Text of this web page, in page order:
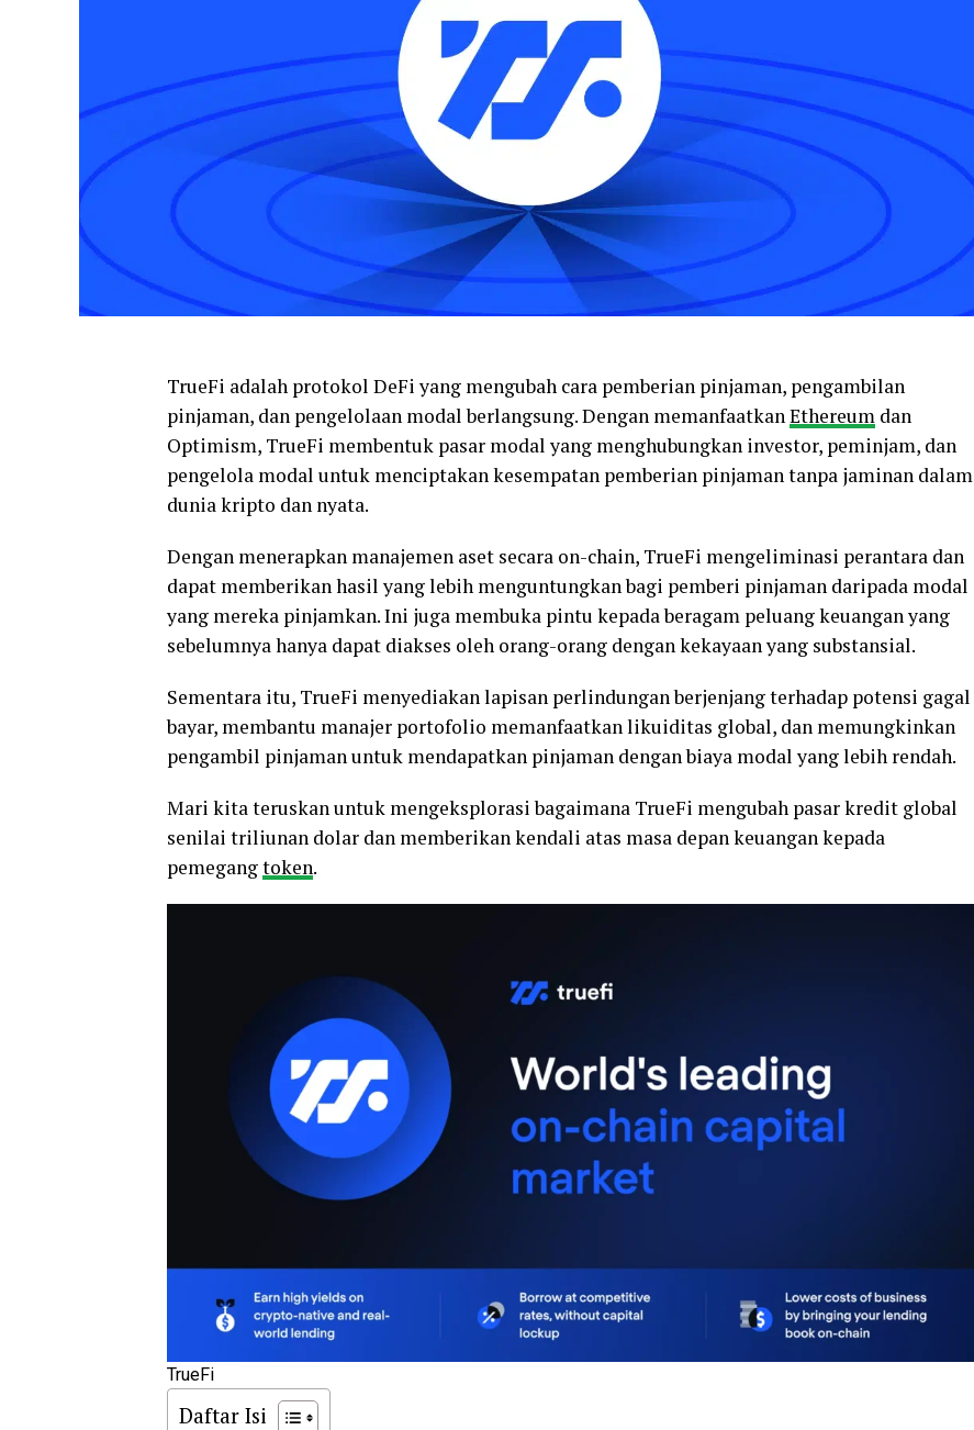
TrueFi adalah protokol DeFi yang mengubah cara pemberian pinjaman, pengambilan
pinjaman, dan pengelolaan modal berlangsung. Dengan memanfaatkanEthereum dan
Optimism, TrueFi membentuk pasar modal yang menghubungkan investor, peminjam, dan
pengelola modal untuk menciptakan kesempatan pemberian pinjaman tanpa jaminan dalam
dunia kripto dan nyata.
Dengan menerapkan manajemen aset secara on-chain, TrueFi mengeliminasi perantara dan
dapat memberikan hasil yang lebih menguntungkan bagi pemberi pinjaman daripada modal
yang mereka pinjamkan. Ini juga membuka pintu kepada beragam peluang keuangan yang
sebelumnya hanya dapat diakses oleh orang-orang dengan kekayaan yang substansial.
Sementara itu, TrueFi menyediakan lapisan perlindungan berjenjang terhadap potensi gagal
bayar, membantu manajer portofolio memanfaatkan likuiditas global, dan memungkinkan
pengambil pinjaman untuk mendapatkan pinjaman dengan biaya modal yang lebih rendah.
Mari kita teruskan untuk mengeksplorasi bagaimana TrueFi mengubah pasar kredit global
senilai triliunan dolar dan memberikan kendali atas masa depan keuangan kepada
pemegangtoken.
TrueFi
Daftar Isi